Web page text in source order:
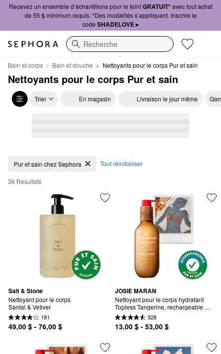
Recevez un ensemble d’échantillons pour le teintGRATUIT*avec tout achat
de 55 $ minimum requis. *Des modalités s’appliquent. Inscrire le
code SHADELOVE ▸
Recherche
Bain et corps Bain et douche Nettoyants pour le corps Pur et sain
Nettoyants pour le corps Pur et sain
Trier En magasin Livraison le jour même
Nettoyants pour le corps Pur et sain
Pur et sain chez Sephora Tout réinitialiser
36 Résultats
Salt & Stone
Nettoyant pour le corps
Santal & Vetiver
181
49,00 $ - 76,00 $
JOSIE MARAN
Nettoyant pour le corps hydratant
Topless Tangerine, rechargeable à
l'argan
328
13,00 $ - 53,00 $